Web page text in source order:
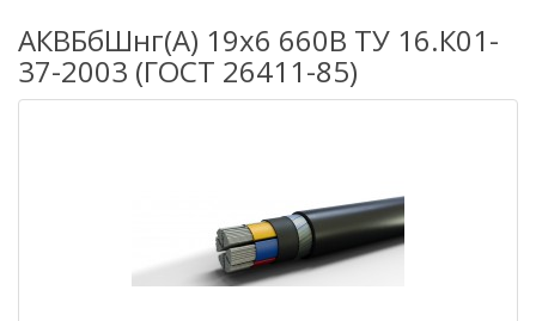
АКВБбШнг(А) 19х6 660В ТУ 16.К01-
37-2003 (ГОСТ 26411-85)